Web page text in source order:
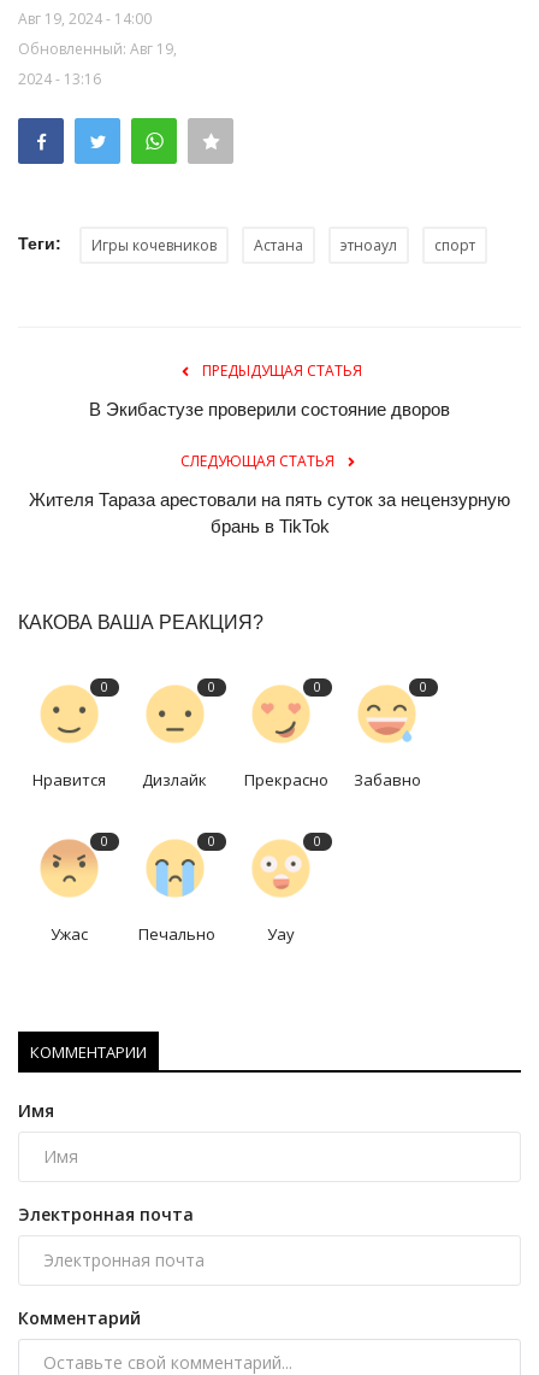
Авг 19, 2024 - 14:00
Обновленный: Авг 19,
2024 - 13:16
Теги: Игры кочевников Астана этноаул спорт
ПРЕДЫДУЩАЯ СТАТЬЯ
В Экибастузе проверили состояние дворов
СЛЕДУЮЩАЯ СТАТЬЯ
Жителя Тараза арестовали на пять суток за нецензурную
брань в TikTok
КАКОВА ВАША РЕАКЦИЯ?
0
Нравится
0
Дизлайк
0
Прекрасно
0
Забавно
0
Ужас
0
Печально
0
Уау
КОММЕНТАРИИ
Имя
Электронная почта
Комментарий